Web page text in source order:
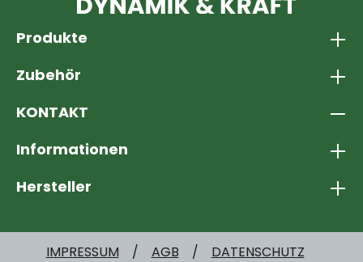
Produkte
Zubehör
KONTAKT
Informationen
Hersteller
IMPRESSUM AGB DATENSCHUTZ